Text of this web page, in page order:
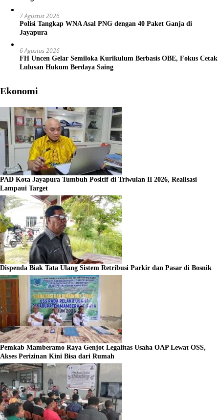
7 Agustus 2026
Polisi Tangkap WNA Asal PNG dengan 40 Paket Ganja di
Jayapura
6 Agustus 2026
FH Uncen Gelar Semiloka Kurikulum Berbasis OBE, Fokus Cetak
Lulusan Hukum Berdaya Saing
Ekonomi
PAD Kota Jayapura Tumbuh Positif di Triwulan II 2026, Realisasi
Lampaui Target
Dispenda Biak Tata Ulang Sistem Retribusi Parkir dan Pasar di Bosnik
Pemkab Mamberamo Raya Genjot Legalitas Usaha OAP Lewat OSS,
Akses Perizinan Kini Bisa dari Rumah